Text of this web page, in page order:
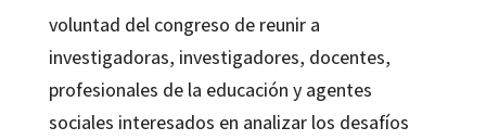
voluntad del congreso de reunir a
investigadoras, investigadores, docentes,
profesionales de la educación y agentes
sociales interesados en analizar los desafíos